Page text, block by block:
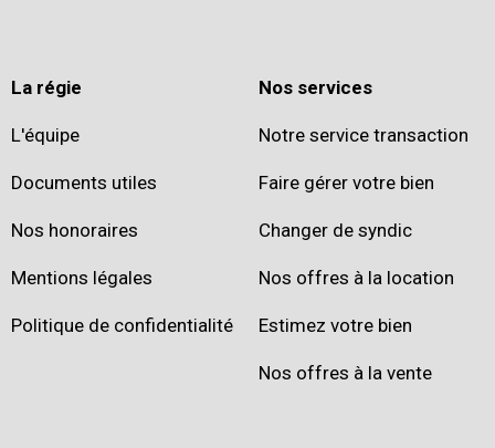
La régie
L'équipe
Documents utiles
Nos honoraires
Mentions légales
Politique de confidentialité
Nos services
Notre service transaction
Faire gérer votre bien
Changer de syndic
Nos offres à la location
Estimez votre bien
Nos offres à la vente